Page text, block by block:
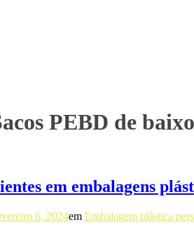
PEBD de
em embalagens
6, 2024em Embalagem plástica